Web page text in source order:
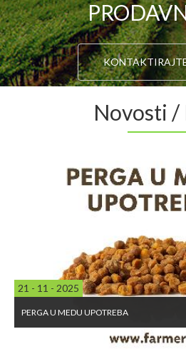
Novosti /
21 - 11 - 2025
PERGA U MEDU UPOTREBA